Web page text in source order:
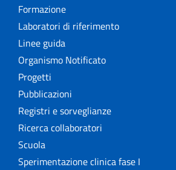
Formazione
Laboratori di riferimento
Linee guida
Organismo Notificato
Progetti
Pubblicazioni
Registri e sorveglianze
Ricerca collaboratori
Scuola
Sperimentazione clinica fase I